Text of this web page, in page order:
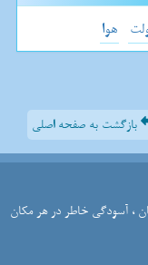
هوا
بازگشت به صفحه اصلی
، آسودگی خاطر در هر مکان